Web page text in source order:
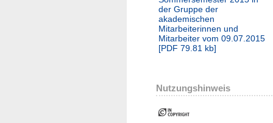
der Gruppe der
akademischen
Mitarbeiterinnen und
Mitarbeiter vom 09.07.2015
[PDF 79.81 kb]
Nutzungshinweis